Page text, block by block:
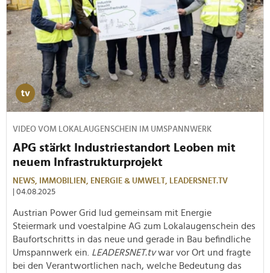
VIDEO VOM LOKALAUGENSCHEIN IM UMSPANNWERK
APG stärkt Industriestandort Leoben mit
neuem Infrastrukturprojekt
NEWS, IMMOBILIEN, ENERGIE & UMWELT,
LEADERSNET.TV
| 04.08.2025
Austrian Power Grid lud gemeinsam mit Energie
Steiermark und voestalpine AG zum Lokalaugenschein des
Baufortschritts in das neue und gerade in Bau befindliche
Umspannwerk ein. LEADERSNET.tvwar vor Ort und fragte
bei den Verantwortlichen nach, welche Bedeutung das